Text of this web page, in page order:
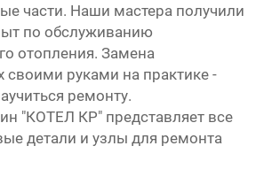
части. Наши мастера получили
по обслуживанию
отопления. Замена
руками на практике -
ремонту.
"КОТЕЛ КР" представляет все
детали и узлы для ремонта